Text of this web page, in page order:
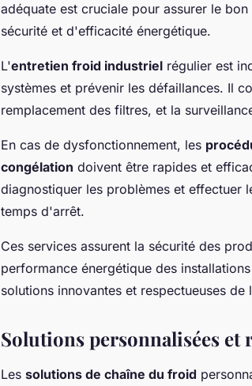
adéquate est cruciale pour assurer le
sécurité et d'efficacité énergétique.
L'entretien froid industriel régulier est
systèmes et prévenir les défaillances. Il
remplacement des filtres, et la
En cas de dysfonctionnement, les
congélation doivent être rapides et
diagnostiquer les problèmes et effectuer
temps d'arrêt.
Ces services assurent la sécurité des
performance énergétique des
solutions innovantes et respectueuses
Solutions personnalisées et
Les solutions de chaîne du froid